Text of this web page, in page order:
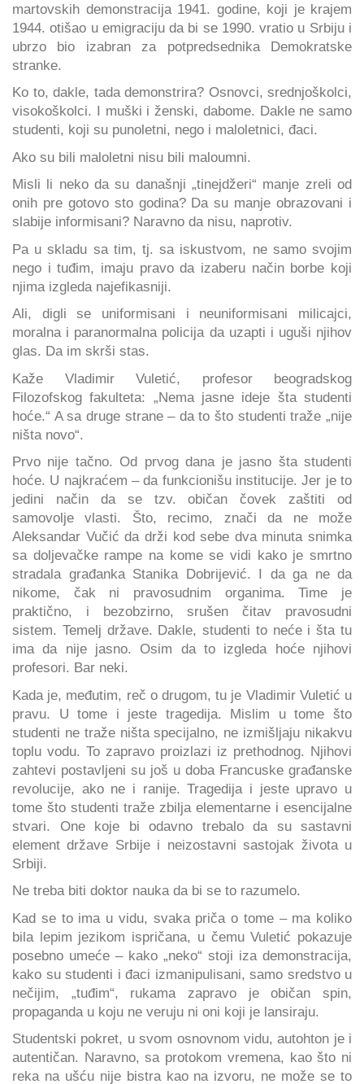
martovskih demonstracija 1941. godine, koji je krajem
1944. otišao u emigraciju da bi se 1990. vratio u Srbiju i
ubrzo bio izabran za potpredsednika Demokratske
stranke.
Ko to, dakle, tada demonstrira? Osnovci, srednjoškolci,
visokoškolci. I muški i ženski, dabome. Dakle ne samo
studenti, koji su punoletni, nego i maloletnici, đaci.
Ako su bili maloletni nisu bili maloumni.
Misli li neko da su današnji „tinejdžeri“ manje zreli od
onih pre gotovo sto godina? Da su manje obrazovani i
slabije informisani? Naravno da nisu, naprotiv.
Pa u skladu sa tim, tj. sa iskustvom, ne samo svojim
nego i tuđim, imaju pravo da izaberu način borbe koji
njima izgleda najefikasniji.
Ali, digli se uniformisani i neuniformisani milicajci,
moralna i paranormalna policija da uzapti i uguši njihov
glas. Da im skrši stas.
Kaže Vladimir Vuletić, profesor beogradskog
Filozofskog fakulteta: „Nema jasne ideje šta studenti
hoće.“ A sa druge strane – da to što studenti traže „nije
ništa novo“.
Prvo nije tačno. Od prvog dana je jasno šta studenti
hoće. U najkraćem – da funkcionišu institucije. Jer je to
jedini način da se tzv. običan čovek zaštiti od
samovolje vlasti. Što, recimo, znači da ne može
Aleksandar Vučić da drži kod sebe dva minuta snimka
sa doljevačke rampe na kome se vidi kako je smrtno
stradala građanka Stanika Dobrijević. I da ga ne da
nikome, čak ni pravosudnim organima. Time je
praktično, i bezobzirno, srušen čitav pravosudni
sistem. Temelj države. Dakle, studenti to neće i šta tu
ima da nije jasno. Osim da to izgleda hoće njihovi
profesori. Bar neki.
Kada je, međutim, reč o drugom, tu je Vladimir Vuletić u
pravu. U tome i jeste tragedija. Mislim u tome što
studenti ne traže ništa specijalno, ne izmišljaju nikakvu
toplu vodu. To zapravo proizlazi iz prethodnog. Njihovi
zahtevi postavljeni su još u doba Francuske građanske
revolucije, ako ne i ranije. Tragedija i jeste upravo u
tome što studenti traže zbilja elementarne i esencijalne
stvari. One koje bi odavno trebalo da su sastavni
element države Srbije i neizostavni sastojak života u
Srbiji.
Ne treba biti doktor nauka da bi se to razumelo.
Kad se to ima u vidu, svaka priča o tome – ma koliko
bila lepim jezikom ispričana, u čemu Vuletić pokazuje
posebno umeće – kako „neko“ stoji iza demonstracija,
kako su studenti i đaci izmanipulisani, samo sredstvo u
nečijim, „tuđim“, rukama zapravo je običan spin,
propaganda u koju ne veruju ni oni koji je lansiraju.
Studentski pokret, u svom osnovnom vidu, autohton je i
autentičan. Naravno, sa protokom vremena, kao što ni
reka na ušću nije bistra kao na izvoru, ne može se to